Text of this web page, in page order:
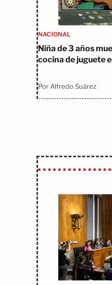
NACIONAL
Niña de 3 años
cocina de juguete
Por Alfredo Suárez